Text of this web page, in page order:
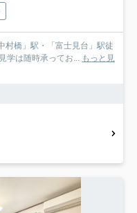
村橋」駅・「富士見台」駅徒
学は随時承ってお... もっと見